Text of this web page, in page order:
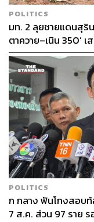
POLITICS
มท. 2 ลุยชายแดนสุริ
ตาควาย–เนิน 350’
POLITICS
ก กลาง ฟันโกงสอบ
7 ส.ค. ส่วน 97 ราย